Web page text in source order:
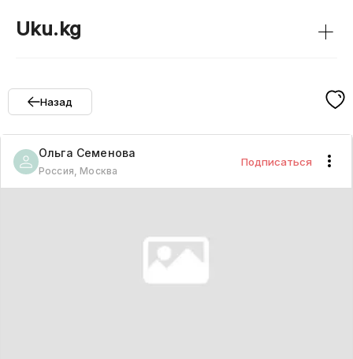
Uku.kg +
Назад
Ольга Семенова
Россия, Москва
Подписаться